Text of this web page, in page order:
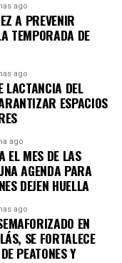
de 348
representa una
periodo se
y Protección
para
las calles armas y
y responder con
en riesgo la
ago
A PREVENIR
TEMPORADA DE
ago
LACTANCIA DEL
ESPACIOS
ago
EL MES DE LAS
AGENDA PARA
DEJEN HUELLA
ago
EN
SE FORTALECE
PEATONES Y